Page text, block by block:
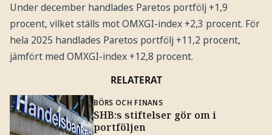
Under december handlades Paretos portfölj +1,9
procent, vilket ställs mot OMXGI-index +2,3 procent. För
hela 2025 handlades Paretos portfölj +11,2 procent,
jämfört med OMXGI-index +12,8 procent.
RELATERAT
BÖRS OCH FINANS
SHB:s stiftelser gör om i
portföljen